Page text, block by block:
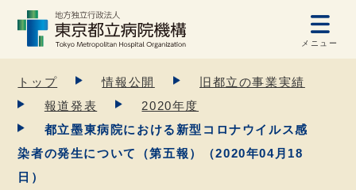
メニュー
トップ 情報公開
旧都立の事業実績
報道発表
2020年度
都立墨東病院における新型コロナウイルス感
染者の発生について（第五報）（2020年04月18
日）